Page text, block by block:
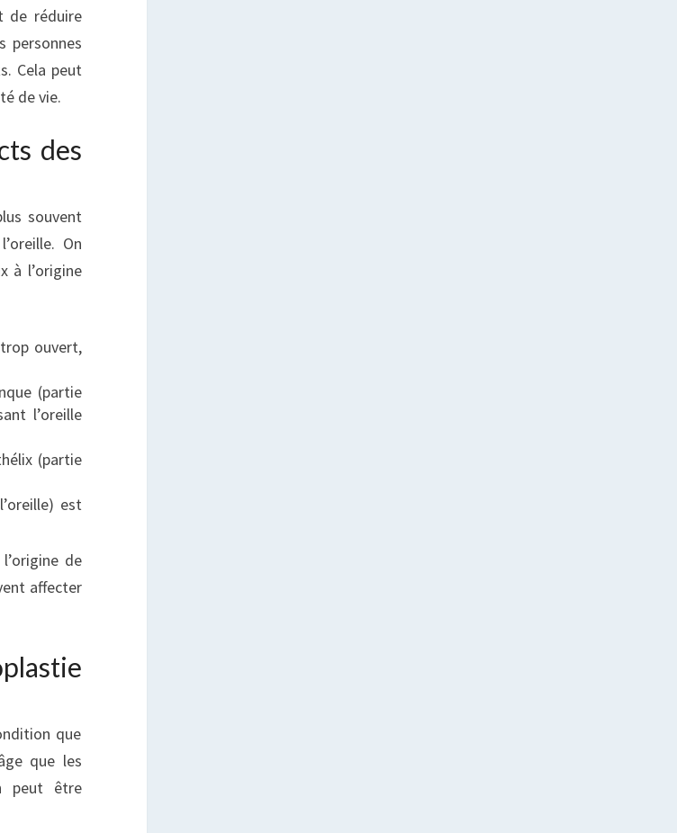
de réduire
personnes
Cela peut
de vie.
des
souvent
On
à l’origine
ouvert,
(partie
l’oreille
(partie
est
de
affecter
que
que les
peut être